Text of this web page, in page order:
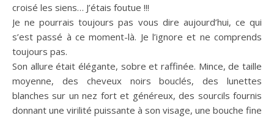
croisé les siens… J’étais foutue !!!
Je ne pourrais toujours pas vous dire aujourd’hui, ce qui
s’est passé à ce moment-là. Je l’ignore et ne comprends
toujours pas.
Son allure était élégante, sobre et raffinée. Mince, de taille
moyenne, des cheveux noirs bouclés, des lunettes
blanches sur un nez fort et généreux, des sourcils fournis
donnant une virilité puissante à son visage, une bouche fine